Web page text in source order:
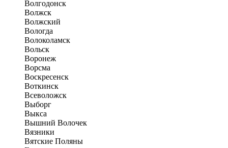
Волгодонск
Волжск
Волжский
Вологда
Волоколамск
Вольск
Воронеж
Ворсма
Воскресенск
Воткинск
Всеволожск
Выборг
Выкса
Вышний Волочек
Вязники
Вятские Поляны